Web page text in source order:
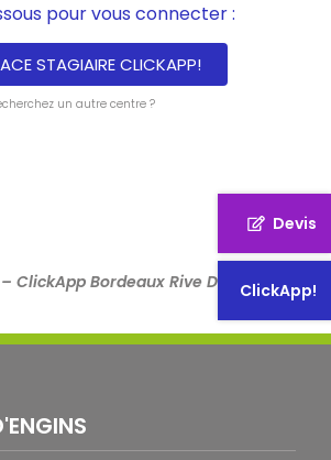
Devis
ClickApp!
pour vous connecter :
STAGIAIRE CLICKAPP!
un autre centre ?
–